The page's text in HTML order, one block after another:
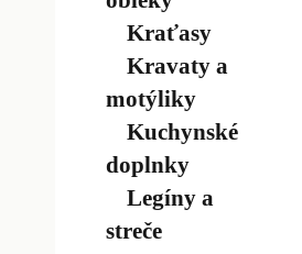
Kraťasy
Kravaty a
motýliky
Kuchynské
doplnky
Legíny a
streče